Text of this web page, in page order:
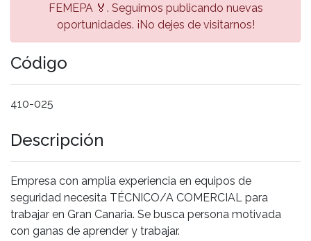
FEMEPA 🏅. Seguimos publicando nuevas
oportunidades. ¡No dejes de visitarnos!
Código
410-025
Descripción
Empresa con amplia experiencia en equipos de
seguridad necesita TÉCNICO/A COMERCIAL para
trabajar en Gran Canaria. Se busca persona motivada
con ganas de aprender y trabajar.